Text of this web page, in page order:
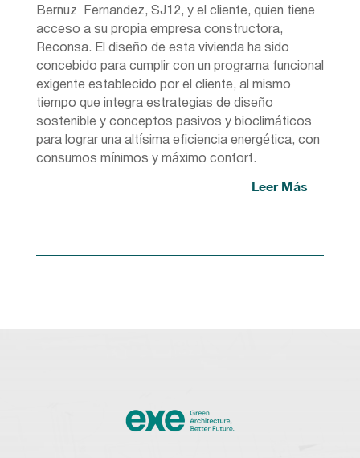
Bernuz Fernandez, SJ12, y el cliente, quien tiene
acceso a su propia empresa constructora,
Reconsa. El diseño de esta vivienda ha sido
concebido para cumplir con un programa funcional
exigente establecido por el cliente, al mismo
tiempo que integra estrategias de diseño
sostenible y conceptos pasivos y bioclimáticos
para lograr una altísima eficiencia energética, con
consumos mínimos y máximo confort.
Leer Más